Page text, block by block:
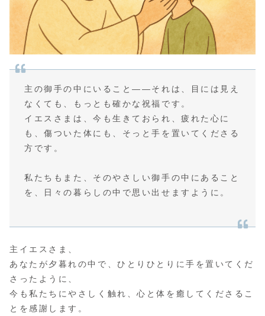
主の御手の中にいること――それは、目には見え
なくても、もっとも確かな祝福です。
イエスさまは、今も生きておられ、疲れた心に
も、傷ついた体にも、そっと手を置いてくださる
方です。
私たちもまた、そのやさしい御手の中にあること
を、日々の暮らしの中で思い出せますように。
主イエスさま、
あなたが夕暮れの中で、ひとりひとりに手を置いてくだ
さったように、
今も私たちにやさしく触れ、心と体を癒してくださるこ
とを感謝します。